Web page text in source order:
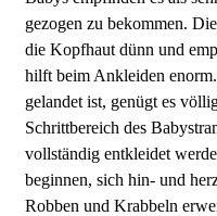
gezogen zu bekommen.
die Kopfhaut dünn und
hilft beim Ankleiden
gelandet ist, genügt es
Schrittbereich des
vollständig entkleidet
beginnen, sich hin- und
Robben und Krabbeln